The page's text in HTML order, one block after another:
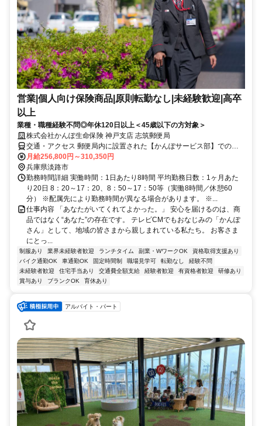
営業|個人向け保険商品|原則転勤なし|未経験歓迎|高卒
以上
業種・職種経験不問◎年休120日以上＜45歳以下の方対象＞
株式会社かんぽ生命保険 神戸支店 志筑郵便局
交通・アクセス 郵便局内に設置された【かんぽサービス部】での勤
務となります
月給256,800円～310,350円
兵庫県淡路市
勤務時間詳細 実働時間：1日あたり8時間 平均勤務日数：1ヶ月あた
り20日 8：20～17：20、8：50～17：50等（実働8時間／休憩60
分） ※配属先により勤務時間が異なる場合があります。 ※...
仕事内容 「あなたがいてくれてよかった。」 安心を届けるのは、商
品ではなく“あなた”の存在です。 テレビCMでもおなじみの「かんぽ
さん」として、地域の皆さまから親しまれている私たち。 お客さま
にとっ...
制服あり 業界未経験者歓迎 ランチタイム 副業・WワークOK
資格取得支援あり
バイク通勤OK
車通勤OK 固定時間制 職場見学可 転勤なし
経験不問
未経験者歓迎
住宅手当あり 交通費全額支給 経験者歓迎 有資格者歓迎
研修あり
賞与あり
ブランクOK 育休あり
アルバイト・パート